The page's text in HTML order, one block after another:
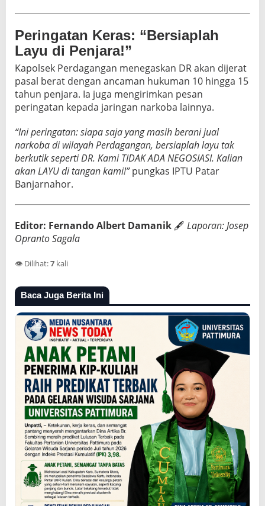
Peringatan Keras: “Bersiaplah
Layu di Penjara!”
Kapolsek Perdagangan menegaskan DR akan dijerat
pasal berat dengan ancaman hukuman 10 hingga 15
tahun penjara. Ia juga mengirimkan pesan
peringatan kepada jaringan narkoba lainnya.
“Ini peringatan: siapa saja yang masih berani jual
narkoba di wilayah Perdagangan, bersiaplah layu tak
berkutik seperti DR. Kami TIDAK ADA NEGOSIASI. Kalian
akan LAYU di tangan kami!”pungkas IPTU Patar
Banjarnahor.
Editor: Fernando Albert Damanik 🖋️ Laporan: Josep
Opranto Sagala
👁️ Dilihat:7 kali
Baca Juga Berita Ini